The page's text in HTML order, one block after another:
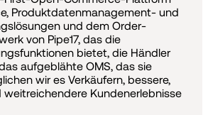
Produktdatenmanagement- und
und dem Order-
von Pipe17, das die
bietet, die Händler
aufgeblähte OMS, das sie
wir es Verkäufern, bessere,
Kundenerlebnisse